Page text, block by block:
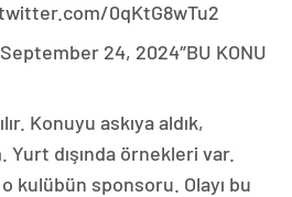
0qKtG8wTu2
24, 2024″BU KONU
Konuyu askıya aldık,
dışında örnekleri var.
kulübün sponsoru. Olayı bu